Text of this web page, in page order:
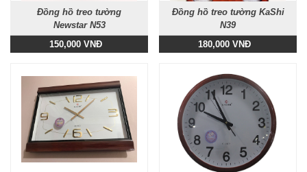
Đồng hồ treo tường
Newstar N53
150,000 VNĐ
Đồng hồ treo tường KaShi
N39
180,000 VNĐ